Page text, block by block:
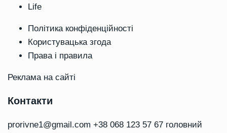
Life
Політика конфіденційності
Користувацька згода
Права і правила
Реклама на сайті
Контакти
prorivne1@gmail.com +38 068 123 57 67 головний